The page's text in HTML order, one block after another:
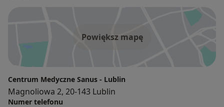
Powiększ mapę
Centrum Medyczne Sanus - Lublin
Magnoliowa 2, 20-143 Lublin
Numer telefonu